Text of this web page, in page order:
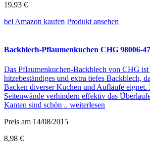
19,93 €
bei Amazon kaufen Produkt ansehen
Backblech-Pflaumenkuchen CHG 98006-47
Das Pflaumenkuchen-Backblech von CHG
hitzebeständiges und extra tiefes Backblech,
Backen diverser Kuchen und Aufläufe eignet.
Seitenwände verhindern effektiv das
Kanten sind schön .. weiterlesen
Preis am 14/08/2015
8,98 €